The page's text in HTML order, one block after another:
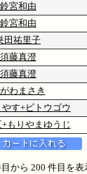
鈴宮和由
鈴宮和由
田祐里子
須藤真澄
須藤真澄
わまさき
す+ビトウゴウ
もりやまゆうじ
から 200 件目を表